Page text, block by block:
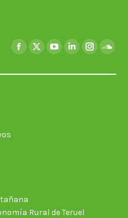
Facebook
X
YouTubeLinkedin
Rural de Teruel